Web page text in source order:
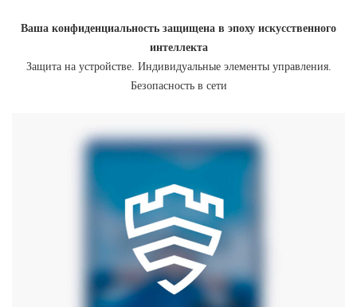
Ваша конфиденциальность защищена в эпоху искусственного
интеллекта
Защита на устройстве. Индивидуальные элементы управления.
Безопасность в сети